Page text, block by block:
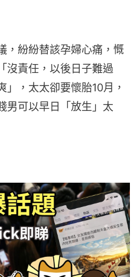
，紛紛替該孕婦心痛，慨
沒責任，以後日子難過
」，太太卻要懷胎10月，
男可以早日「放生」太